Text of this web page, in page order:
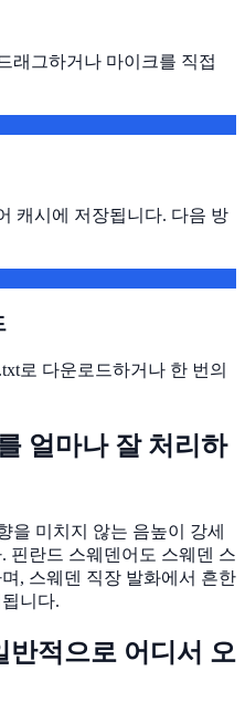
래그하거나 마이크를 직접
캐시에 저장됩니다. 다음 방
로 다운로드하거나 한 번의
얼마나 잘 처리하
을 미치지 않는 음높이 강세
핀란드 스웨덴어도 스웨덴 스
, 스웨덴 직장 발화에서 흔한
니다.
반적으로 어디서 오